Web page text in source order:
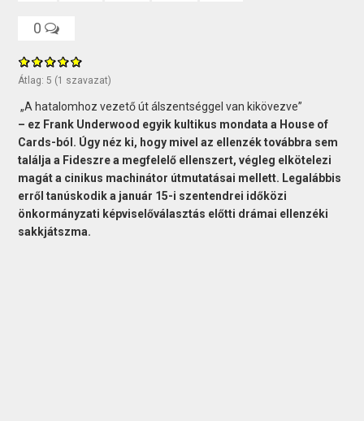
0
Átlag: 5 (1 szavazat)
„A hatalomhoz vezető út álszentséggel van kikövezve”
– ez Frank Underwood egyik kultikus mondata a House of
Cards-ból. Úgy néz ki, hogy mivel az ellenzék továbbra sem
találja a Fideszre a megfelelő ellenszert, végleg elkötelezi
magát a cinikus machinátor útmutatásai mellett. Legalábbis
erről tanúskodik a január 15-i szentendrei időközi
önkormányzati képviselőválasztás előtti drámai ellenzéki
sakkjátszma.